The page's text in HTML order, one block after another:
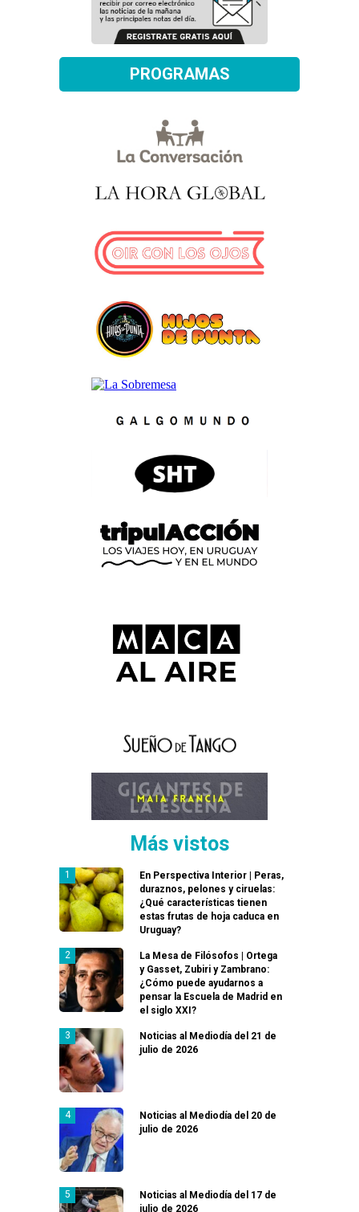
PROGRAMAS
Más vistos
En Perspectiva Interior | Peras,
duraznos, pelones y ciruelas:
¿Qué características tienen
estas frutas de hoja caduca en
Uruguay?
La Mesa de Filósofos | Ortega
y Gasset, Zubiri y Zambrano:
¿Cómo puede ayudarnos a
pensar la Escuela de Madrid en
el siglo XXI?
Noticias al Mediodía del 21 de
julio de 2026
Noticias al Mediodía del 20 de
julio de 2026
Noticias al Mediodía del 17 de
julio de 2026